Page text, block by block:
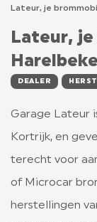
L7 LIGIER
VERZEKERING
WETGEVING
LIGIER GROUP
Lateur, je
Lateur,
Harelbeke
DEALER
Garage Lateur
Kortrijk, en
terecht voor
of Microcar
herstellingen